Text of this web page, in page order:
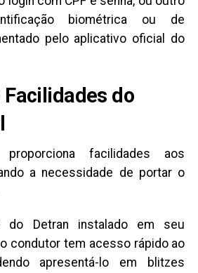
biométrica ou de
pelo aplicativo oficial do
do
facilidades aos
a necessidade de portar o
do Detran instalado em seu
condutor tem acesso rápido ao
apresentá-lo em blitzes